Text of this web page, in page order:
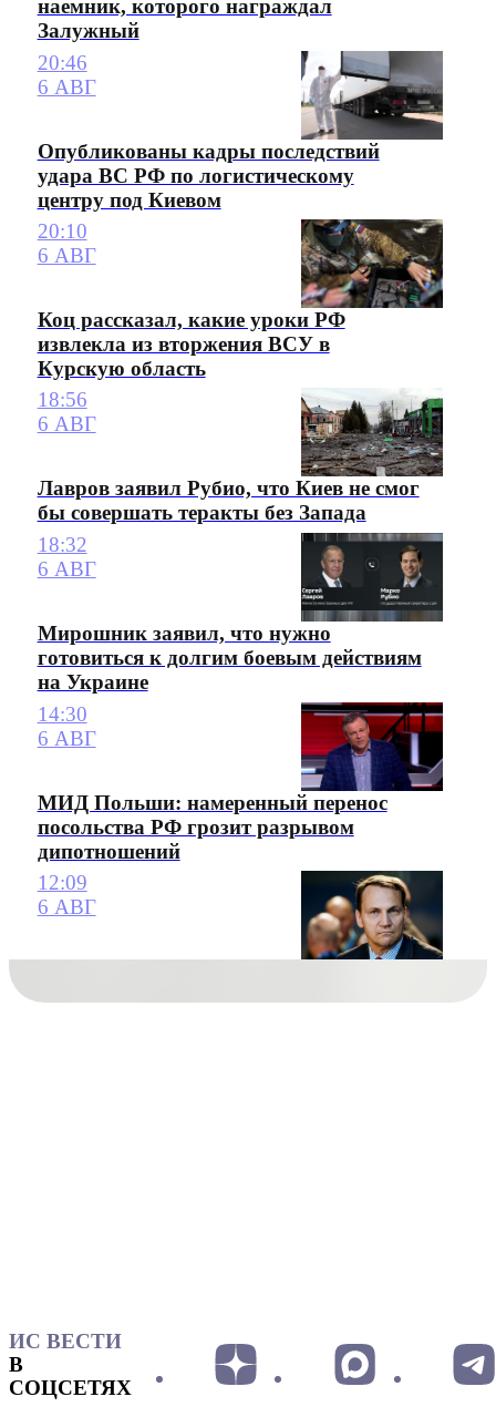
наемник, которого награждал
Залужный
20:46
6 АВГ
Опубликованы кадры последствий
удара ВС РФ по логистическому
центру под Киевом
20:10
6 АВГ
Коц рассказал, какие уроки РФ
извлекла из вторжения ВСУ в
Курскую область
18:56
6 АВГ
Лавров заявил Рубио, что Киев не смог
бы совершать теракты без Запада
18:32
6 АВГ
Мирошник заявил, что нужно
готовиться к долгим боевым действиям
на Украине
14:30
6 АВГ
МИД Польши: намеренный перенос
посольства РФ грозит разрывом
дипотношений
12:09
6 АВГ
ИС ВЕСТИ
В
СОЦСЕТЯХ